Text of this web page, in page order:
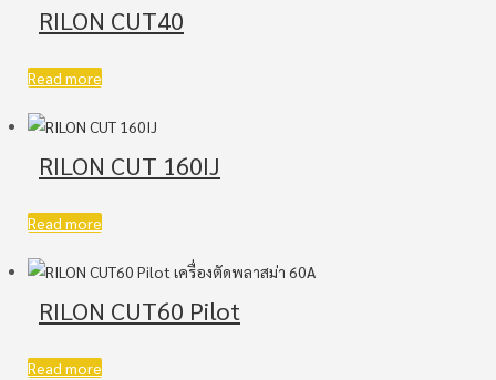
RILON CUT40
Read more
RILON CUT 160IJ
Read more
RILON CUT60 Pilot
Read more